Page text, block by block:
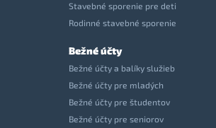
Stavebné sporenie pre deti
Rodinné stavebné sporenie
Bežné účty
Bežné účty a balíky služieb
Bežné účty pre mladých
Bežné účty pre študentov
Bežné účty pre seniorov